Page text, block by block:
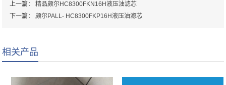
上一篇：精品颇尔HC8300FKN16H液压油滤芯
下一篇：颇尔PALL- HC8300FKP16H液压油滤芯
相关产品